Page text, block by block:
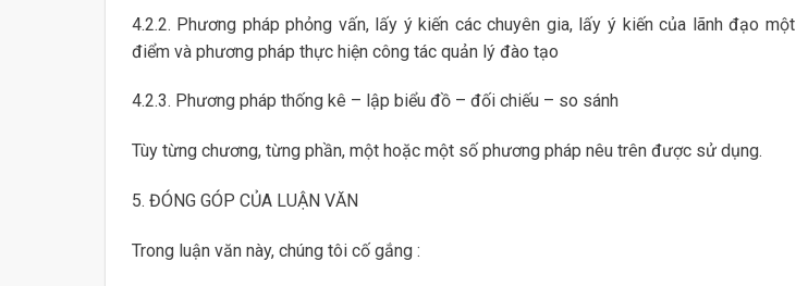
4.2.2. Phương pháp phỏng vấn, lấy ý kiến các chuyên gia, lấy ý kiến của lãnh đạo
điểm và phương pháp thực hiện công tác quản lý đào tạo
4.2.3. Phương pháp thống kê – lập biểu đồ – đối chiếu – so sánh
Tùy từng chương, từng phần, một hoặc một số phương pháp nêu trên được sử dụng.
5. ĐÓNG GÓP CỦA LUẬN VĂN
Trong luận văn này, chúng tôi cố gắng :